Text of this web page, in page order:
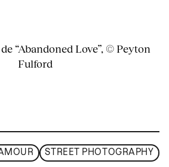
“Abandoned Love”, © Peyton
Fulford
STREET PHOTOGRAPHY